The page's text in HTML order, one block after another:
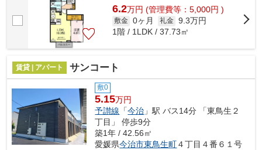
6.2万円 (管理費等：5,000円 )
敷金 0ヶ月 礼金 9.3万円
1階 / 1LDK / 37.73㎡
賃貸 | アパート サンコート
敷0
5.15万円
予讃線 「今治 」駅 バス14分 「東鳥生２
丁目」 停歩9分
築1年 / 42.56㎡
愛媛県今治市東鳥生町４丁目４番６１号